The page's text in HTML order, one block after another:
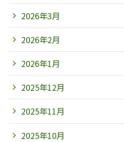
2026年3月
2026年2月
2026年1月
2025年12月
2025年11月
2025年10月